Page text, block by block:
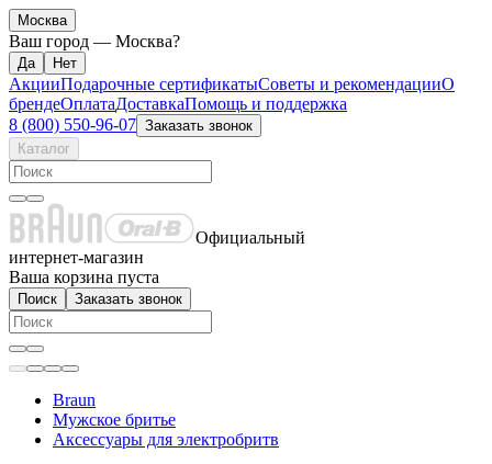
Москва
Ваш город — Москва?
АкцииПодарочные сертификатыСоветы и рекомендацииО
брендеОплатаДоставкаПомощь и поддержка
8 (800) 550-96-07 Заказать звонок
Каталог
Официальный
интернет-магазин
Ваша корзина пуста
Поиск Заказать звонок
Braun
Мужское бритье
Аксессуары для электробритв